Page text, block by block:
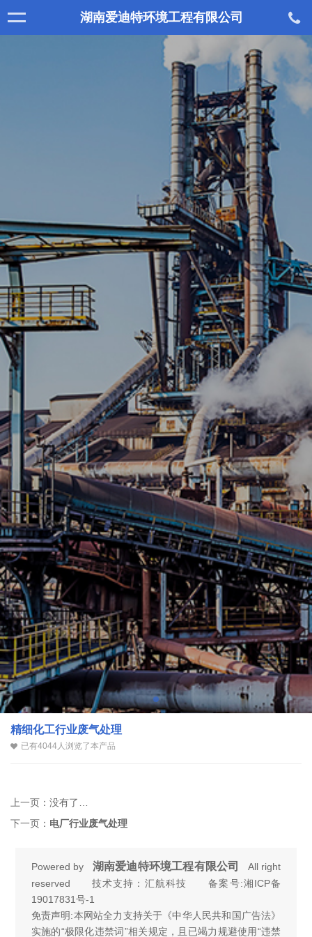
湖南爱迪特环境工程有限公司
精细化工行业废气处理
已有4044人浏览了本产品
上一页： 没有了…
下一页： 电厂行业废气处理
Powered by 湖南爱迪特环境工程有限公司
All right
reserved 技术支持：汇航科技 备案号:湘ICP备
19017831号-1
免责声明:本网站全力支持关于《中华人民共和国广告法》
实施的“极限化违禁词”相关规定，且已竭力规避使用“违禁